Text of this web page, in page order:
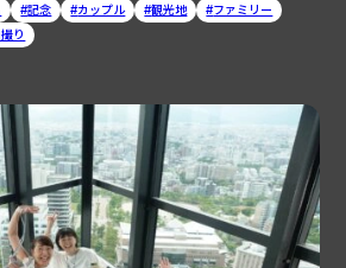
記念 カップル 観光地
ファミリー
り